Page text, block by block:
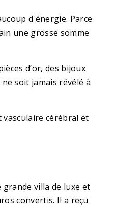
d'énergie. Parce
une grosse somme
d’or, des bijoux
soit jamais révélé à
vasculaire cérébral et
villa de luxe et
convertis. Il a reçu